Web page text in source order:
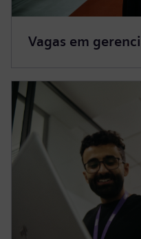
Vagas em